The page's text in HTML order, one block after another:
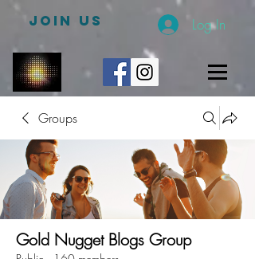
JOIN US Log In
Groups
Gold Nugget Blogs Group